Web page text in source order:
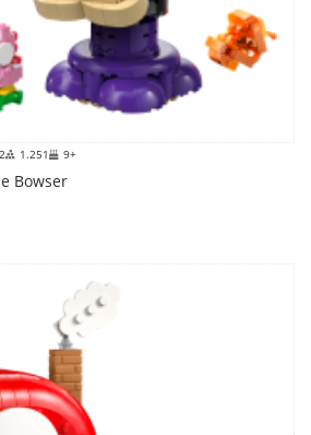
1.251 9+
Bowser